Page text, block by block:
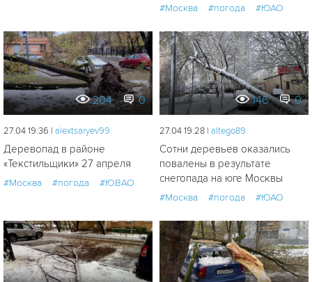
#Москва #погода #ЮАО
204 0
27.04 19:36 | alextsaryev99
Деревопад в районе
«Текстильщики» 27 апреля
#Москва #погода #ЮВАО
146 0
27.04 19:28 | altego89
Сотни деревьев оказались
повалены в результате
снегопада на юге Москвы
#Москва #погода #ЮАО